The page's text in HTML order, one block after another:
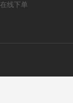
在线下单